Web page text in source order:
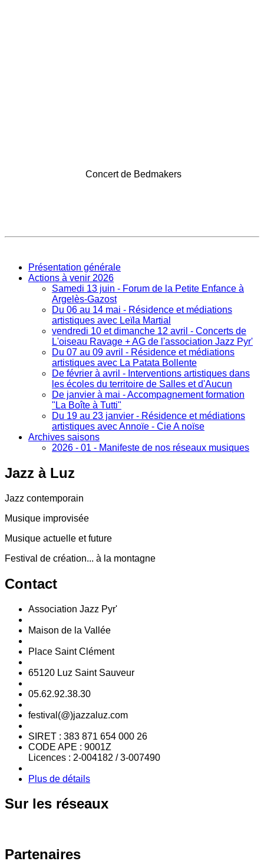
Concert de Bedmakers
Présentation générale
Actions à venir 2026
Samedi 13 juin - Forum de la Petite Enfance à
Argelès-Gazost
Du 06 au 14 mai - Résidence et médiations
artistiques avec Leïla Martial
vendredi 10 et dimanche 12 avril - Concerts de
L'oiseau Ravage + AG de l'association Jazz Pyr'
Du 07 au 09 avril - Résidence et médiations
artistiques avec La Patata Bollente
De février à avril - Interventions artistiques dans
les écoles du territoire de Salles et d'Aucun
De janvier à mai - Accompagnement formation
"La Boîte à Tutti"
Du 19 au 23 janvier - Résidence et médiations
artistiques avec Annoïe - Cie A noïse
Archives saisons
2026 - 01 - Manifeste de nos réseaux musiques
Jazz à Luz
Jazz contemporain
Musique improvisée
Musique actuelle et future
Festival de création... à la montagne
Contact
Association Jazz Pyr'
Maison de la Vallée
Place Saint Clément
65120 Luz Saint Sauveur
05.62.92.38.30
festival(@)jazzaluz.com
SIRET : 383 871 654 000 26
CODE APE : 9001Z
Licences : 2-004182 / 3-007490
Plus de détails
Sur les réseaux
Partenaires